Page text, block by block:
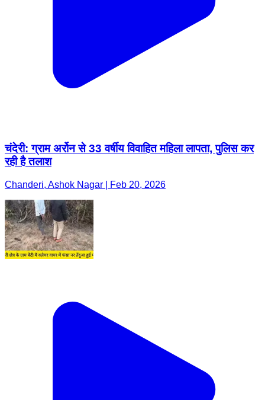
चंदेरी: ग्राम अर्रोन से 33 वर्षीय विवाहित महिला लापता, पुलिस कर
रही है तलाश
Chanderi, Ashok Nagar | Feb 20, 2026